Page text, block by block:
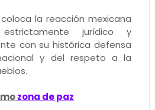
la reacción mexicana
jurídico y
con su histórica defensa
y del respeto a la
zona de paz